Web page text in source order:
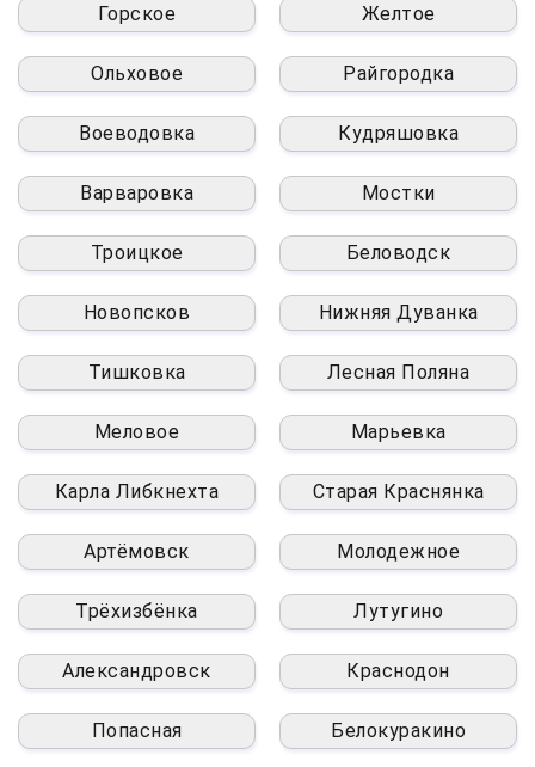
Горское Желтое
Ольховое Райгородка
Воеводовка Кудряшовка
Варваровка Мостки
Троицкое Беловодск
Новопсков Нижняя Дуванка
Тишковка Лесная Поляна
Меловое Марьевка
Карла Либкнехта Старая Краснянка
Артёмовск Молодежное
Трёхизбёнка Лутугино
Александровск Краснодон
Попасная Белокуракино